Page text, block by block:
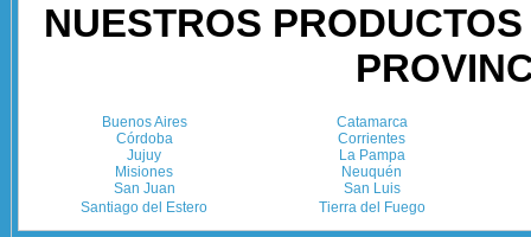
NUESTROS
Buenos Aires
Catamarca
Córdoba
Corrientes
Jujuy
La Pampa
Misiones
Neuquén
San Juan
San Luis
Santiago del Estero
Tierra del Fuego